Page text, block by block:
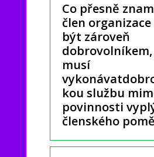
Co přesně
člen
být zároveň
musí
kou službu
povinnosti
členského